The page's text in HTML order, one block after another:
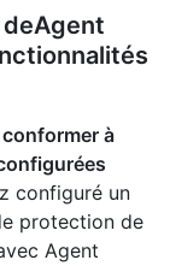
conformer à
configuré un
protection de
Agent